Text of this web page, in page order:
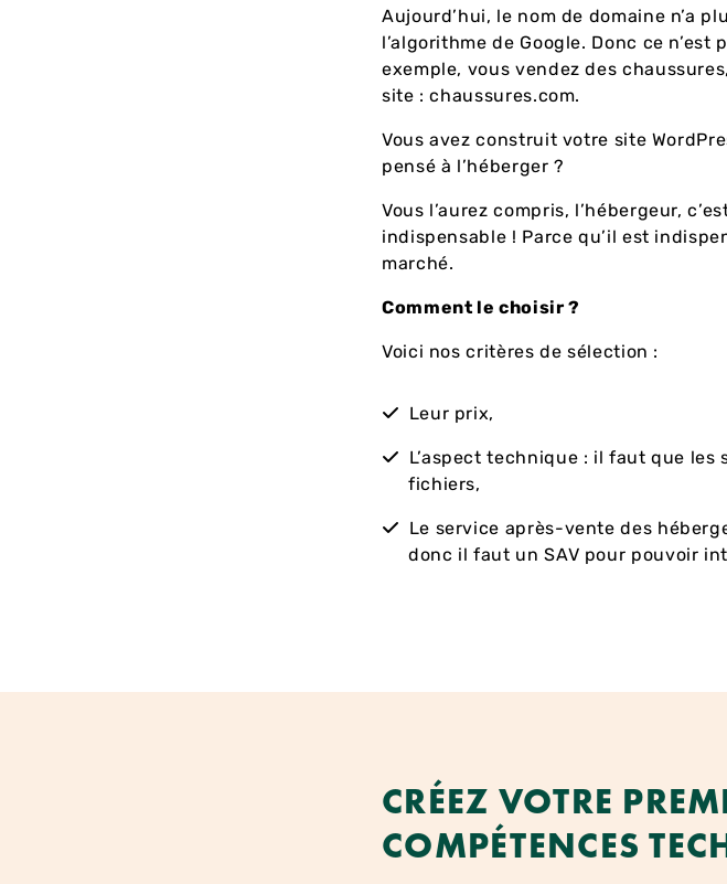
Aujourd’hui, le nom de domaine n’a
l’algorithme de Google. Donc ce
exemple, vous vendez des
site : chaussures.com.
Vous avez construit votre site
pensé à l’héberger ?
Vous l’aurez compris, l’hébergeur,
indispensable ! Parce qu’il est
marché.
Comment le choisir ?
Voici nos critères de sélection :
Leur prix,
L’aspect technique : il faut que
fichiers,
Le service après-vente des
donc il faut un SAV pour pouvoir
CRÉEZ VOTRE
COMPÉTENCES